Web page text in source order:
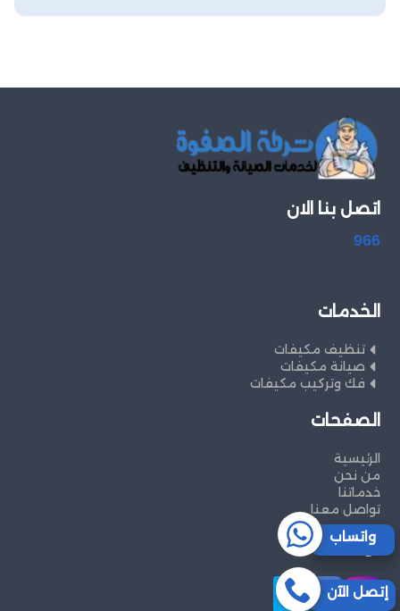
واتساب
إتصل الآن
اتصل بنا الان
966
الخدمات
تنظيف مكيفات
صيانة مكيفات
فك وتركيب مكيفات
الصفحات
الرئيسية
من نحن
خدماتنا
تواصل معنا
تواصل معنا